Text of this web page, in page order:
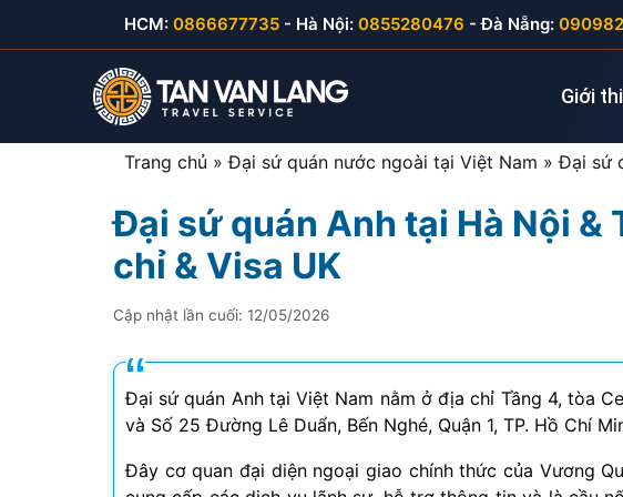
HCM: 0866677735 - Hà Nội: 0855280476 - Đà Nẵng:
Giới
Visa du lịch Việt Nam
Visa thăm thân Việt Nam
Visa đầu tư Việt Nam
Visa lao động Việt Nam
Công văn nhập cảnh
E-visa thăm thân
Visa Hàn Quốc
Visa Nhật Bản
Visa Đài Loan
Visa Campuchia
Visa Hong Kong
Visa Mỹ B1/B2
Trang chủ »Đại sứ quán nước ngoài tại Việt Nam »Đại sứ
Đại sứ quán Anh tại Hà Nội &
chỉ & Visa UK
Cập nhật lần cuối: 12/05/2026
Đại sứ quán Anh tại Việt Nam nằm ở địa chỉ Tầng 4, tòa
và Số 25 Đường Lê Duẩn, Bến Nghé, Quận 1, TP. Hồ Chí
Đây cơ quan đại diện ngoại giao chính thức của Vương